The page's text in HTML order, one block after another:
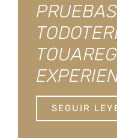
PRUEBAS
SEGUIR